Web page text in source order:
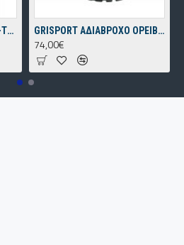
ΜΠΛΟΥΖΑ WOODLAND MIL-TEC GRISPORT ΑΔΙΑΒΡΟΧΟ ΟΡΕΙΒΑΤΙΚΟ ΠΑΠΟΥΤΣΙ ΓΚΡΙ
74,00€